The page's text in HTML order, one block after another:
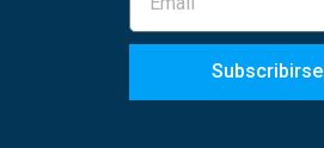
Subscribirse